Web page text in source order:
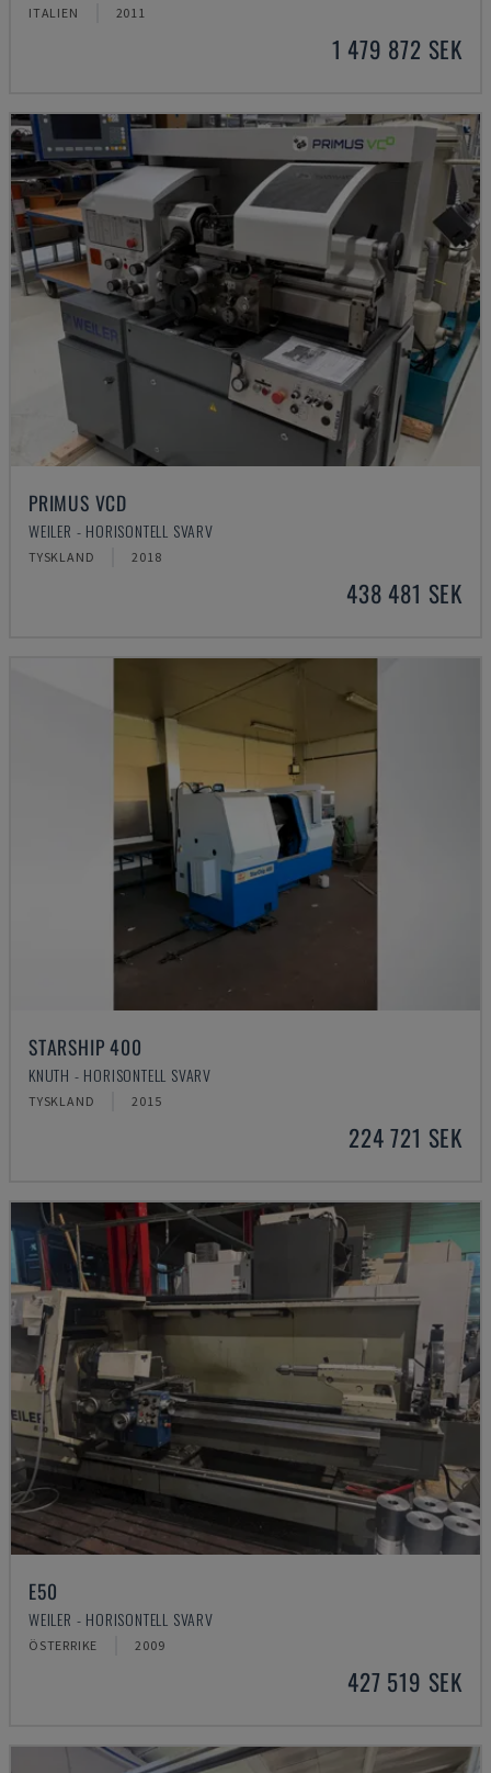
ITALIEN 2011
1 479 872 SEK
PRIMUS VCD
WEILER - HORISONTELL SVARV
TYSKLAND 2018
438 481 SEK
STARSHIP 400
KNUTH - HORISONTELL SVARV
TYSKLAND 2015
224 721 SEK
E50
WEILER - HORISONTELL SVARV
ÖSTERRIKE 2009
427 519 SEK